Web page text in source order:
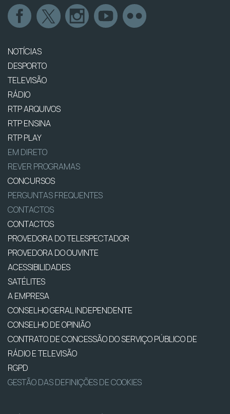
NOTÍCIAS
DESPORTO
TELEVISÃO
RÁDIO
RTP ARQUIVOS
RTP ENSINA
RTP PLAY
EM DIRETO
REVER PROGRAMAS
CONCURSOS
PERGUNTAS FREQUENTES
CONTACTOS
CONTACTOS
PROVEDORA DO TELESPECTADOR
PROVEDORA DO OUVINTE
ACESSIBILIDADES
SATÉLITES
A EMPRESA
CONSELHO GERAL INDEPENDENTE
CONSELHO DE OPINIÃO
CONTRATO DE CONCESSÃO DO SERVIÇO PÚBLICO DE
RÁDIO E TELEVISÃO
RGPD
GESTÃO DAS DEFINIÇÕES DE COOKIES